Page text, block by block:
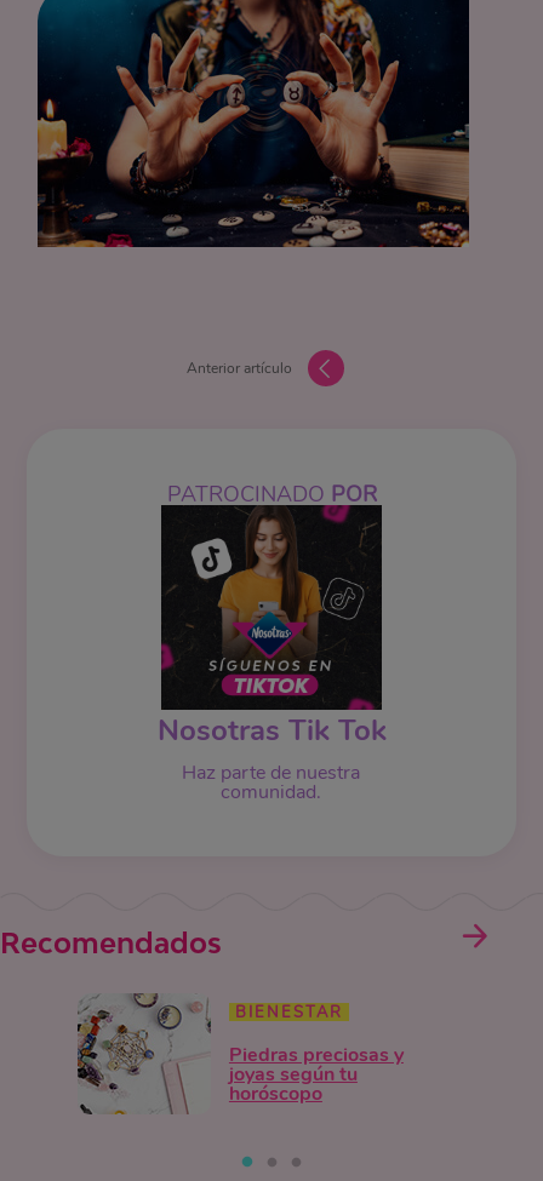
Anterior artículo
PATROCINADO POR
Nosotras Tik Tok
Haz parte de nuestra
comunidad.
Recomendados
BIENESTAR
Piedras preciosas y
joyas según tu
horóscopo